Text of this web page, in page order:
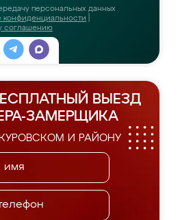
персональных данных
конфиденциальности
соглашению
ВЫЕЗД
ЗАМЕРЩИКА
И РАЙОНУ